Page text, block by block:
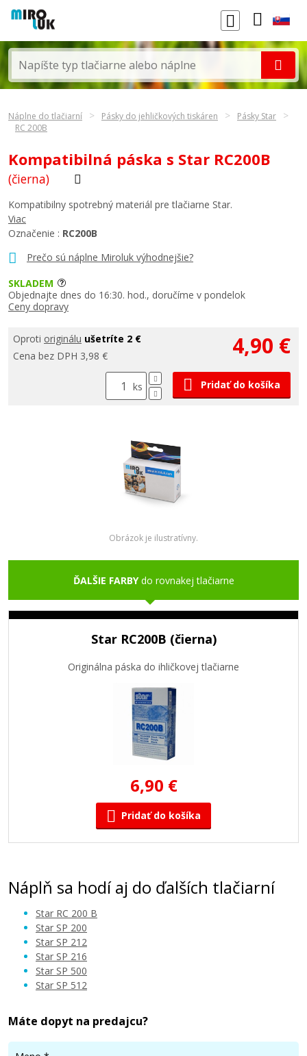
Náplne do tlačiarní Pásky do jehličkových tiskáren
Pásky Star
RC 200B
Kompatibilná páska s Star RC200B
(čierna)
Prečo sú náplne Miroluk výhodnejšie?
Kompatibilny spotrebný materiál pre tlačiarne Star.
Viac
Označenie : RC200B
SKLADEM
Objednajte dnes do 16:30. hod., doručíme v pondelok
Ceny dopravy
Oproti originálu ušetríte 2 €
Cena bez DPH 3,98 €
4,90 €
ks Pridať do košíka
Obrázok je ilustratívny.
ĎALŠIE FARBYdo rovnakej tlačiarne
Star RC200B (čierna)
Originálna páska do ihličkovej tlačiarne
6,90 €
Pridať do košíka
Náplň sa hodí aj do ďalších tlačiarní
Star RC 200 B
Star SP 200
Star SP 212
Star SP 216
Star SP 500
Star SP 512
Máte dopyt na predajcu?